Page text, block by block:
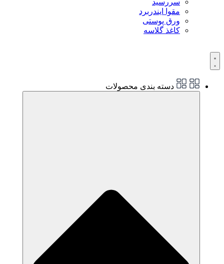
سررسید
مقوا ایندربرد
ورق پوستی
کاغذ گلاسه
دسته بندی محصولات